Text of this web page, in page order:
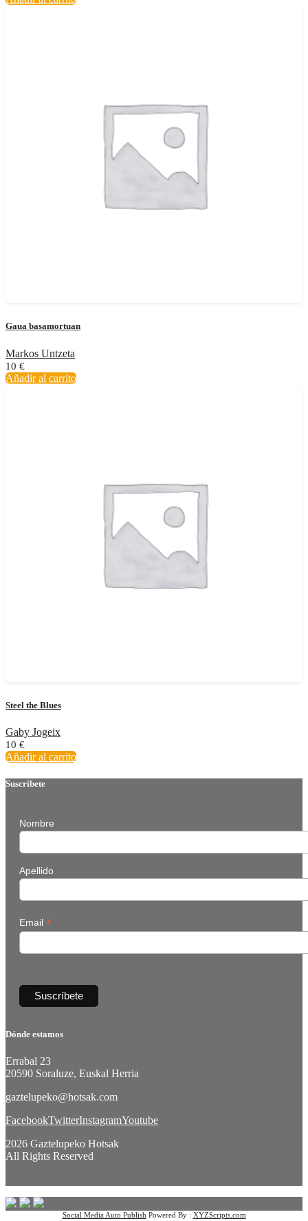
Gaua basamortuan
Markos Untzeta
10 €
Añadir al carrito
Steel the Blues
Gaby Jogeix
10 €
Añadir al carrito
Suscríbete
Nombre
Apellido
Email *
Dónde estamos
Errabal 23
20590 Soraluze, Euskal Herria
gaztelupeko@hotsak.com
FacebookTwitterInstagramYoutube
2026 Gaztelupeko Hotsak
All Rights Reserved
Social Media Auto Publish Powered By : XYZScripts.com